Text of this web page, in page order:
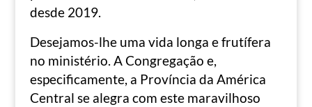
desde 2019.
Desejamos-lhe uma vida longa e frutífera
no ministério. A Congregação e,
especificamente, a Província da América
Central se alegra com este maravilhoso